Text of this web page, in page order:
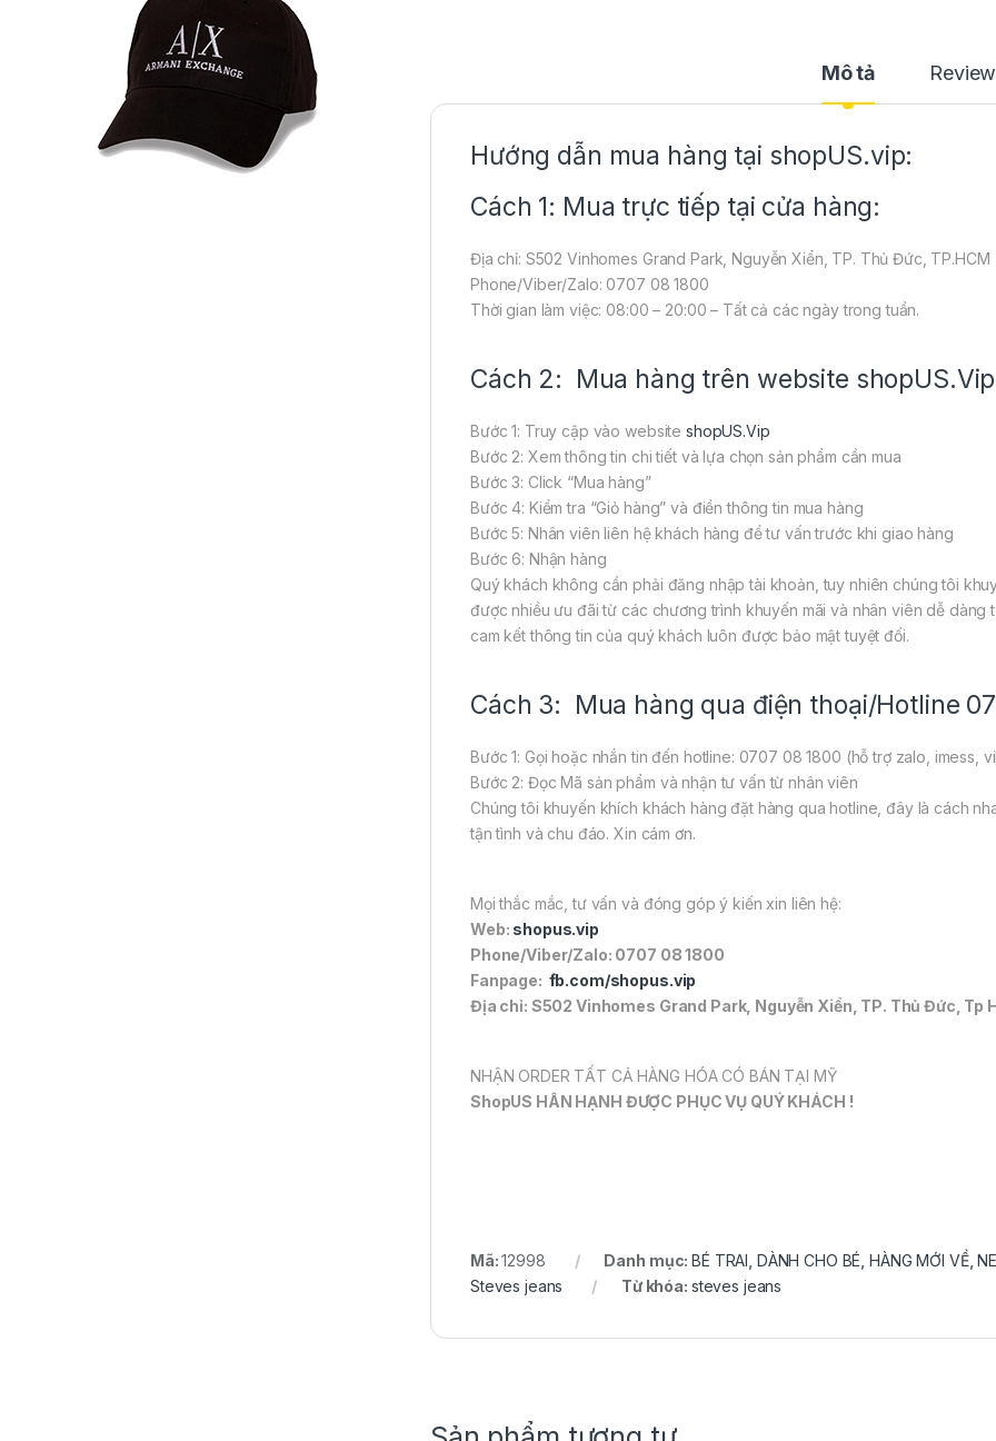
Mô tả
Hướng dẫn mua hàng tại shopUS.vip:
Cách 1: Mua trực tiếp tại cửa hàng:
Địa chỉ: S502 Vinhomes Grand Park, Nguyễn Xiển, TP. Thủ Đức, TP.HCM
Phone/Viber/Zalo: 0707 08 1800
Thời gian làm việc: 08:00 – 20:00 – Tất cả các ngày trong tuần.
Cách 2: Mua hàng trên website shopUS.Vip
Bước 1: Truy cập vào website shopUS.Vip
Bước 2: Xem thông tin chi tiết và lựa chọn sản phẩm cần mua
Bước 3: Click “Mua hàng”
Bước 4: Kiểm tra “Giỏ hàng” và điền thông tin mua hàng
Bước 5: Nhân viên liên hệ khách hàng để tư vấn trước khi giao hàng
Bước 6: Nhận hàng
Quý khách không cần phải đăng nhập tài khoản, tuy nhiên chúng tôi
được nhiều ưu đãi từ các chương trình khuyến mãi và nhân viên dễ
cam kết thông tin của quý khách luôn được bảo mật tuyệt đối.
Cách 3: Mua hàng qua điện thoại/Hotline
Bước 1: Gọi hoặc nhắn tin đến hotline: 0707 08 1800 (hỗ trợ zalo, imess,
Bước 2: Đọc Mã sản phẩm và nhận tư vấn từ nhân viên
Chúng tôi khuyến khích khách hàng đặt hàng qua hotline, đây là cách
tận tình và chu đáo. Xin cám ơn.
Mọi thắc mắc, tư vấn và đóng góp ý kiến xin liên hệ:
Web: shopus.vip
Phone/Viber/Zalo: 0707 08 1800
Fanpage: fb.com/shopus.vip
Địa chỉ: S502 Vinhomes Grand Park, Nguyễn Xiển, TP. Thủ Đức, Tp
NHẬN ORDER TẤT CẢ HÀNG HÓA CÓ BÁN TẠI MỸ
ShopUS HÂN HẠNH ĐƯỢC PHỤC VỤ QUÝ KHÁCH !
Mã:12998 Danh mục:BÉ TRAI DÀNH CHO BÉ ,HÀNG MỚI VỀ,
Steves jeans
Từ khóa: steves jeans